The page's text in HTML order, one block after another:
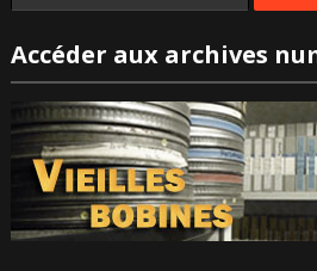
Accéder aux archives